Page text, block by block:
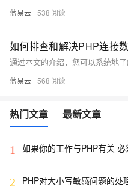
蓝易云 538
如何排查和解决PHP连接
蓝易云 568
热门文章 最新文章
1 如果你的工作与PHP有关
2
PHP对大小写敏感问题的处